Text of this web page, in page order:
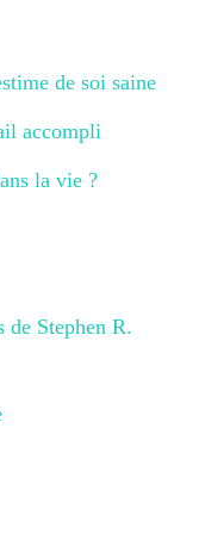
de soi saine
accompli
la vie ?
Stephen R.